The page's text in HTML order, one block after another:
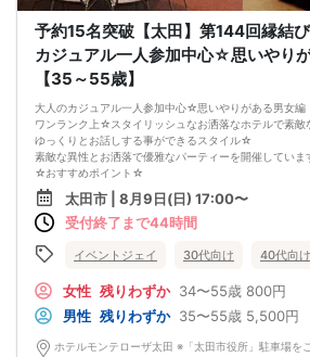
予約15名突破【太田】第144回縁結
カジュアル一人参加中心☆思いやり
【35～55歳】
大人のカジュアル一人参加中心☆思いやりがある男女編
ワンランク上☆スタイリッシュなお洒落なホテルで素敵
ゆっくりとお話しする事ができるスタイル☆
素敵な異性とお洒落で優雅なパーティーを開催してい
☆おすすめポイント☆
・素敵なパートナーと出会いたい♪
・気軽にお友達から始めたい♪
・お一人でのご参加70%以上♪
・フリータイム無しでお一人様でのご参加も安心♪
北関東を中心に毎月約80会場にて展開しているEvent-J
ー・街コンを開催☆
毎回、大勢の方との真面目な出会いのコミュニティとし
恋活、婚活、友達作り、合コン、ets…お客様それぞれ
太田市 | 8月9日(日) 17:00〜
受付終了まで44時間
イベントジェイ 30代向け 40代向け
女性 残りわずか 34〜55歳 800円
男性 残りわずか 35〜55歳 5,500円